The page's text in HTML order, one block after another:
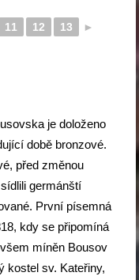
11 12 13 ►
je doloženo
době bronzové.
před změnou
germánští
První písemná
kdy se připomíná
míněn Bousov
kostel sv. Kateřiny,